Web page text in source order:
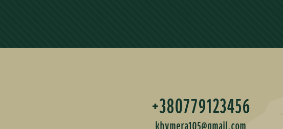
+380779123456